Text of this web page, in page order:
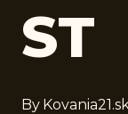
ST
By